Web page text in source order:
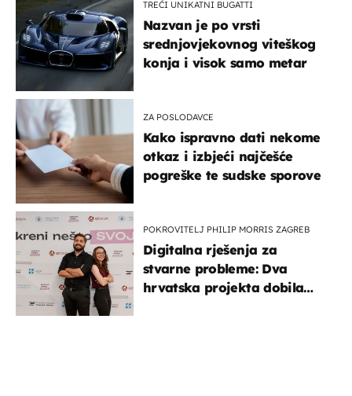
TREĆI UNIKATNI BUGATTI
Nazvan je po vrsti
srednjovjekovnog viteškog
konja i visok samo metar
ZA POSLODAVCE
Kako ispravno dati nekome
otkaz i izbjeći najčešće
pogreške te sudske sporove
POKROVITELJ PHILIP MORRIS ZAGREB
Digitalna rješenja za
stvarne probleme: Dva
hrvatska projekta dobila